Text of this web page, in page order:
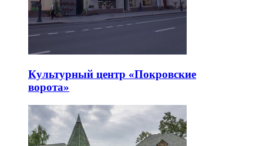
Культурный центр «Покровские
ворота»